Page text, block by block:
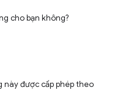
cho bạn không?
này được cấp phép theo